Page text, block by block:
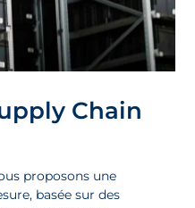
Chain
proposons une
basée sur des